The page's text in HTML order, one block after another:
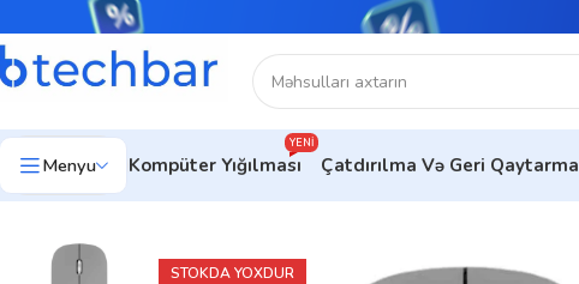
Menyu Kompüter Yığılması
YENI
Çatdırılma Və Geri Qaytarma
Ev Kompüter aksesuarları
STOKDA YOXDUR